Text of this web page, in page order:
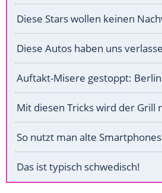
Diese Stars wollen keinen
Diese Autos haben uns
Auftakt-Misere gestoppt:
Mit diesen Tricks wird der Grill
So nutzt man alte
Das ist typisch schwedisch!